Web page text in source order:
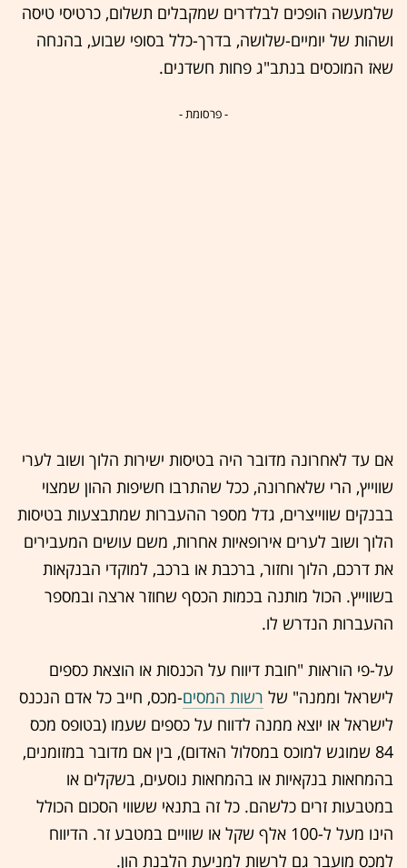
שלמעשה הופכים לבלדרים שמקבלים תשלום, כרטיסי טיסה
ושהות של יומיים-שלושה, בדרך-כלל בסופי שבוע, בהנחה
שאז המוכסים בנתב"ג פחות חשדנים.
- פרסומת -
אם עד לאחרונה מדובר היה בטיסות ישירות הלוך ושוב לערי
שווייץ, הרי שלאחרונה, ככל שהתרבו חשיפות ההון שמצוי
בבנקים שווייצרים, גדל מספר ההעברות שמתבצעות בטיסות
הלוך ושוב לערים אירופאיות אחרות, משם עושים המעבירים
את דרכם, הלוך וחזור, ברכבת או ברכב, למוקדי הבנקאות
בשווייץ. הכול מותנה בכמות הכסף שחוזר ארצה ובמספר
ההעברות הנדרש לו.
על-פי הוראות "חובת דיווח על הכנסות או הוצאת כספים
לישראל וממנה" של רשות המסים-מכס, חייב כל אדם הנכנס
לישראל או יוצא ממנה לדווח על כספים שעמו (בטופס מכס
84 שמוגש למוכס במסלול האדום), בין אם מדובר במזומנים,
בהמחאות בנקאיות או בהמחאות נוסעים, בשקלים או
במטבעות זרים כלשהם. כל זה בתנאי ששווי הסכום הכולל
הינו מעל ל-100 אלף שקל או שוויים במטבע זר. הדיווח
למכס מועבר גם לרשות למניעת הלבנת הון.